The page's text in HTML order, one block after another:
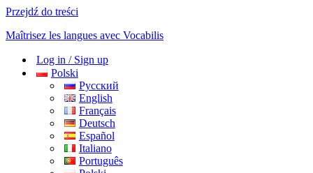
Przejdź do treści
Maîtrisez les langues avec Vocabilis
Log in / Sign up
Polski
Русский
English
Français
Deutsch
Español
Italiano
Português